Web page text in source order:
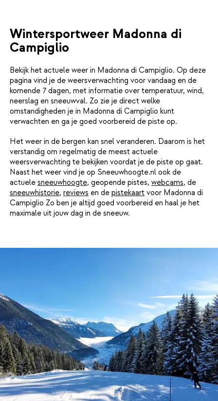
Wintersportweer Madonna di
Campiglio
Bekijk het actuele weer in Madonna di Campiglio. Op deze
pagina vind je de weersverwachting voor vandaag en de
komende 7 dagen, met informatie over temperatuur, wind,
neerslag en sneeuwval. Zo zie je direct welke
omstandigheden je in Madonna di Campiglio kunt
verwachten en ga je goed voorbereid de piste op.
Het weer in de bergen kan snel veranderen. Daarom is het
verstandig om regelmatig de meest actuele
weersverwachting te bekijken voordat je de piste op gaat.
Naast het weer vind je op Sneeuwhoogte.nl ook de
actuele sneeuwhoogte, geopende pistes, webcams, de
sneeuwhistorie, reviews en de pistekaart voor Madonna di
Campiglio Zo ben je altijd goed voorbereid en haal je het
maximale uit jouw dag in de sneeuw.